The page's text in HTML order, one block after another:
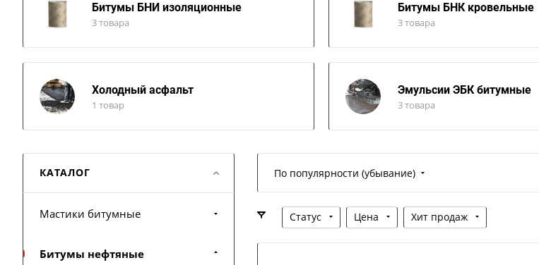
Битумы БНИ изоляционные
3 товара
Битумы БНК кровельные
3 товара
Холодный асфальт
1 товар
Эмульсии ЭБК битумные
3 товара
По популярности (убывание)
Статус Цена Хит продаж
КАТАЛОГ
Мастики битумные
Битумы нефтяные